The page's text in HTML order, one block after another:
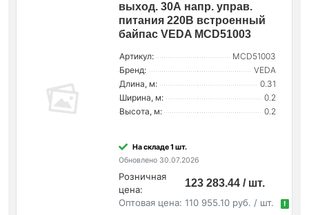
выход. 30А напр. управ.
питания 220В встроенный
байпас VEDA MCD51003
Артикул:
MCD51003
Бренд:
VEDA
Длина, м:
0.31
Ширина, м:
0.2
Высота, м:
0.2
На складе 1 шт.
Обновлено 30.07.2026
Розничная
цена:
123 283.44 / шт.
Оптовая цена: 110 955.10 руб. / шт. !